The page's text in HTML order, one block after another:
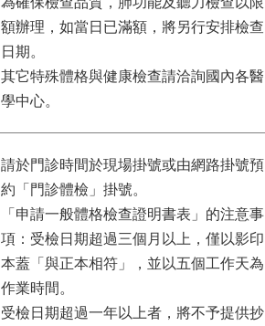
額辦理，如當日已滿額，將另行安排檢查
日期。
其它特殊體格與健康檢查請洽詢國內各醫
學中心。
請於門診時間於現場掛號或由網路掛號預
約「門診體檢」掛號。
「申請一般體格檢查證明書表」的注意事
項：受檢日期超過三個月以上，僅以影印
本蓋「與正本相符」，並以五個工作天為
作業時間。
受檢日期超過一年以上者，將不予提供抄